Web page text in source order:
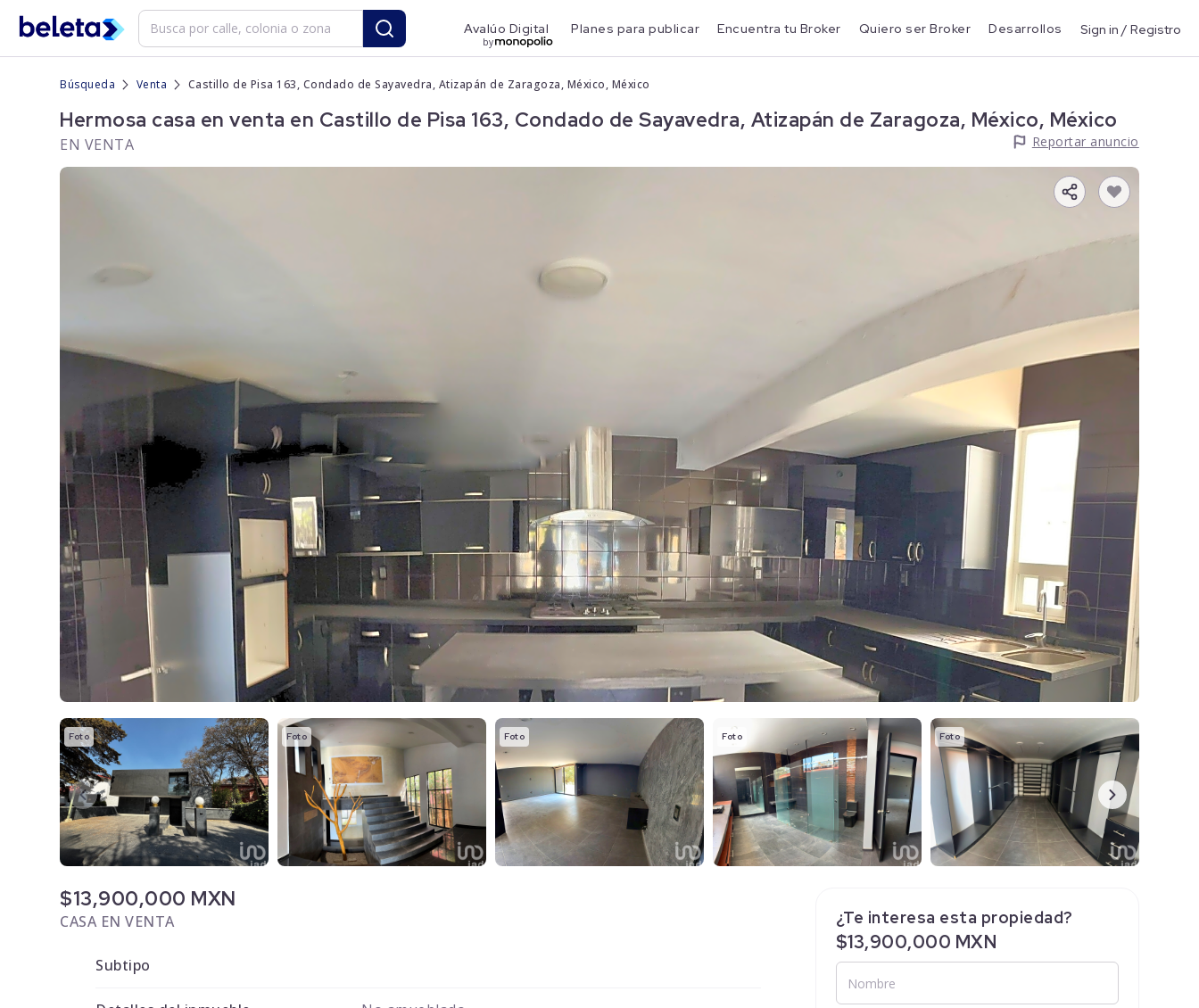
Avalúo Digital
by
Planes para publicar Encuentra tu Broker Quiero ser Broker Desarrollos Sign in / Registro
Búsqueda Venta Castillo de Pisa 163, Condado de Sayavedra, Atizapán de Zaragoza, México, México
Hermosa casa en venta en Castillo de Pisa 163, Condado de Sayavedra, Atizapán de Zaragoza, México, México
EN VENTA Reportar anuncio
Foto Foto Foto Foto Foto
$13,900,000 MXN
CASA EN VENTA
Subtipo
¿Te interesa esta propiedad?
$13,900,000 MXN